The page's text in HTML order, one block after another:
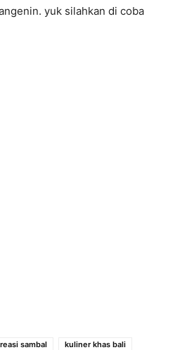
yuk silahkan di coba
sambal
kuliner khas bali